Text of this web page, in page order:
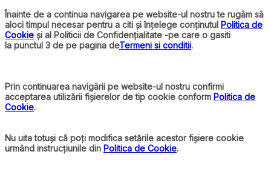
Înainte de a continua navigarea pe website-ul nostru te rugăm să
aloci timpul necesar pentru a citi și înțelege conținutul Politica de
Cookie și al Politicii de Confidențialitate -pe care o gasiti
la punctul 3 de pe pagina deTermeni si conditii.
Prin continuarea navigării pe website-ul nostru confirmi
acceptarea utilizării fișierelor de tip cookie conform Politica de
Cookie.
Nu uita totuși că poți modifica setările acestor fișiere cookie
urmând instrucțiunile din Politica de Cookie.